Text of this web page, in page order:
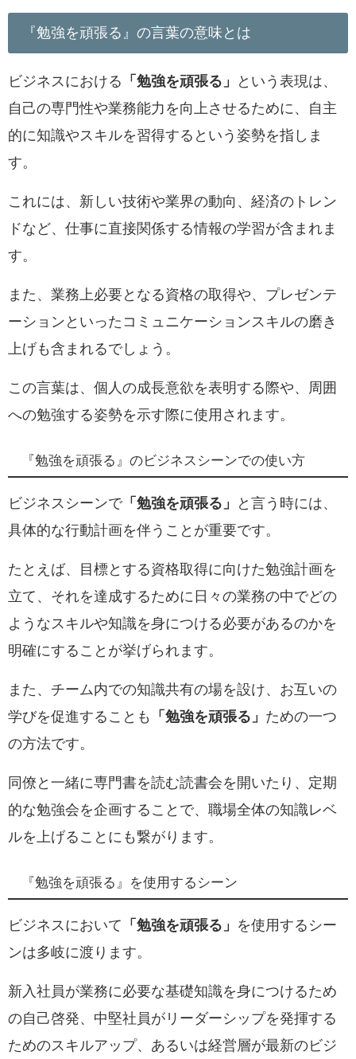
『勉強を頑張る』の言葉の意味とは
ビジネスにおける 「勉強を頑張る」
という表現は、
自己の専門性や業務能力を向上させるために、自主
的に知識やスキルを習得するという姿勢を指しま
す。
これには、新しい技術や業界の動向、経済のトレン
ドなど、仕事に直接関係する情報の学習が含まれま
す。
また、業務上必要となる資格の取得や、プレゼンテ
ーションといったコミュニケーションスキルの磨き
上げも含まれるでしょう。
この言葉は、個人の成長意欲を表明する際や、周囲
への勉強する姿勢を示す際に使用されます。
『勉強を頑張る』のビジネスシーンでの使い方
ビジネスシーンで「勉強を頑張る」
と言う時には、
具体的な行動計画を伴うことが重要です。
たとえば、目標とする資格取得に向けた勉強計画を
立て、それを達成するために日々の業務の中でどの
ようなスキルや知識を身につける必要があるのかを
明確にすることが挙げられます。
また、チーム内での知識共有の場を設け、お互いの
学びを促進することも
「勉強を頑張る」 ための一つ
の方法です。
同僚と一緒に専門書を読む読書会を開いたり、定期
的な勉強会を企画することで、職場全体の知識レベ
ルを上げることにも繋がります。
『勉強を頑張る』を使用するシーン
ビジネスにおいて 「勉強を頑張る」
を使用するシー
ンは多岐に渡ります。
新入社員が業務に必要な基礎知識を身につけるため
の自己啓発、中堅社員がリーダーシップを発揮する
ためのスキルアップ、あるいは経営層が最新のビジ